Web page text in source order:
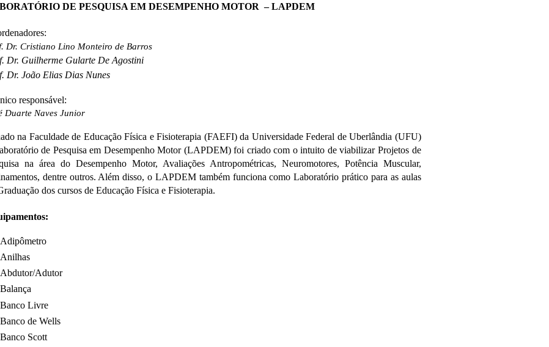
DE PESQUISA EM DESEMPENHO MOTOR – LAPDEM
Dr. Cristiano Lino Monteiro de Barros
Dr. Guilherme Gularte De Agostini
Dr. João Elias Dias Nunes
responsável:
Duarte Naves Junior
na Faculdade de Educação Física e Fisioterapia (FAEFI) da Universidade Federal de Uberlândia (UFU)
de Pesquisa em Desempenho Motor (LAPDEM) foi criado com o intuito de viabilizar Projetos de
na área do Desempenho Motor, Avaliações Antropométricas, Neuromotores, Potência Muscular,
dentre outros. Além disso, o LAPDEM também funciona como Laboratório prático para as aulas
dos cursos de Educação Física e Fisioterapia.
Adipômetro
Anilhas
Abdutor/Adutor
Balança
Banco Livre
Banco de Wells
Banco Scott